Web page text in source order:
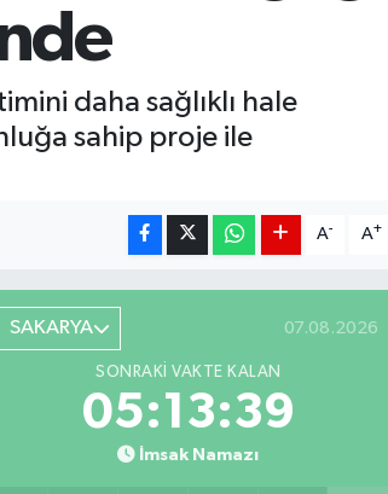
daha sağlıklı hale
sahip proje ile
A- A+
SAKARYA 07.08.2026
SONRAKI VAKTE KALAN
05:13:37
İmsak Namazı